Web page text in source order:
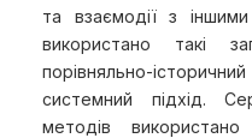
та взаємодії з
використано такі
порівняльно-
системний підхід.
методів використано